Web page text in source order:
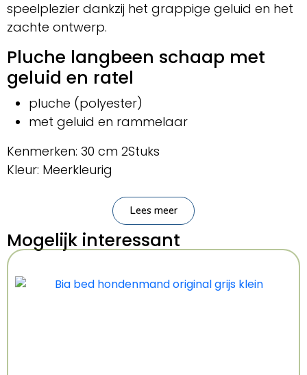
speelplezier dankzij het grappige geluid en het
zachte ontwerp.
Pluche langbeen schaap met
geluid en ratel
pluche (polyester)
met geluid en rammelaar
Kenmerken: 30 cm 2Stuks
Kleur: Meerkleurig
Lees meer
Mogelijk interessant